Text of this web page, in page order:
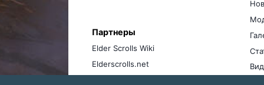
Партнеры
Elder Scrolls Wiki
Elderscrolls.net